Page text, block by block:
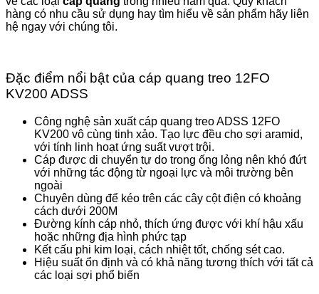
hàng có nhu cầu sử dụng hay tìm hiểu về sản phẩm hãy liên
hệ ngay với chúng tôi.
Đặc điểm nổi bật của cáp quang treo 12FO
KV200 ADSS
Công nghệ sản xuất cáp quang treo ADSS 12FO
KV200 vô cùng tinh xảo. Tạo lực đều cho sợi aramid,
với tính linh hoạt ứng suất vượt trội.
Cáp được di chuyển tự do trong ống lỏng nên khó đứt
với những tác động từ ngoại lực và môi trường bên
ngoài
Chuyên dùng để kéo trên các cây cột điện có khoảng
cách dưới 200M
Đường kính cáp nhỏ, thích ứng được với khí hậu xấu
hoặc những địa hình phức tạp
Kết cấu phi kim loại, cách nhiệt tốt, chống sét cao.
Hiệu suất ổn định và có khả năng tương thích với tất cả
các loại sợi phổ biến